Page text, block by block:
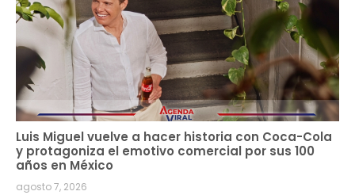
Luis Miguel vuelve a hacer historia con Coca-Cola
y protagoniza el emotivo comercial por sus 100
años en México
agosto 7, 2026